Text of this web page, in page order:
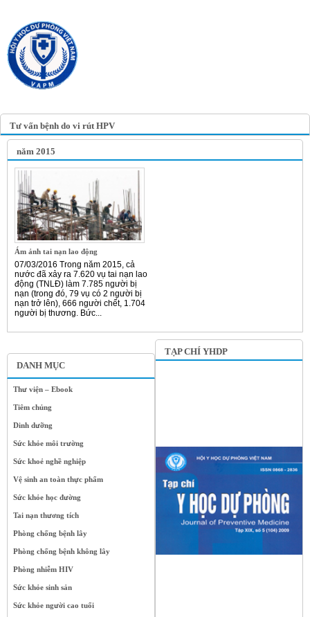
Tư vấn bệnh do vi rút HPV
DANH MỤC
Thư viện – Ebook
Tiêm chủng
Dinh dưỡng
Sức khỏe môi trường
Sức khoẻ nghề nghiệp
Vệ sinh an toàn thực phẩm
Sức khỏe học đường
Tai nạn thương tích
Phòng chống bệnh lây
Phòng chống bệnh không lây
Phòng nhiễm HIV
Sức khỏe sinh sản
Sức khỏe người cao tuổi
năm 2015
Ám ảnh tai nạn lao động
07/03/2016 Trong năm 2015, cả
nước đã xảy ra 7.620 vụ tai nạn lao
động (TNLĐ) làm 7.785 người bị
nạn (trong đó, 79 vụ có 2 người bị
nạn trở lên), 666 người chết, 1.704
người bị thương. Bức...
TẠP CHÍ YHDP